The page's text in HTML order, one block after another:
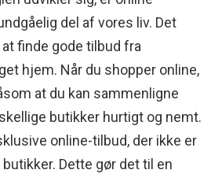
del af vores liv. Det
finde gode tilbud fra
hjem. Når du shopper online,
at du kan sammenligne
butikker hurtigt og nemt.
online-tilbud, der ikke er
Dette gør det til en